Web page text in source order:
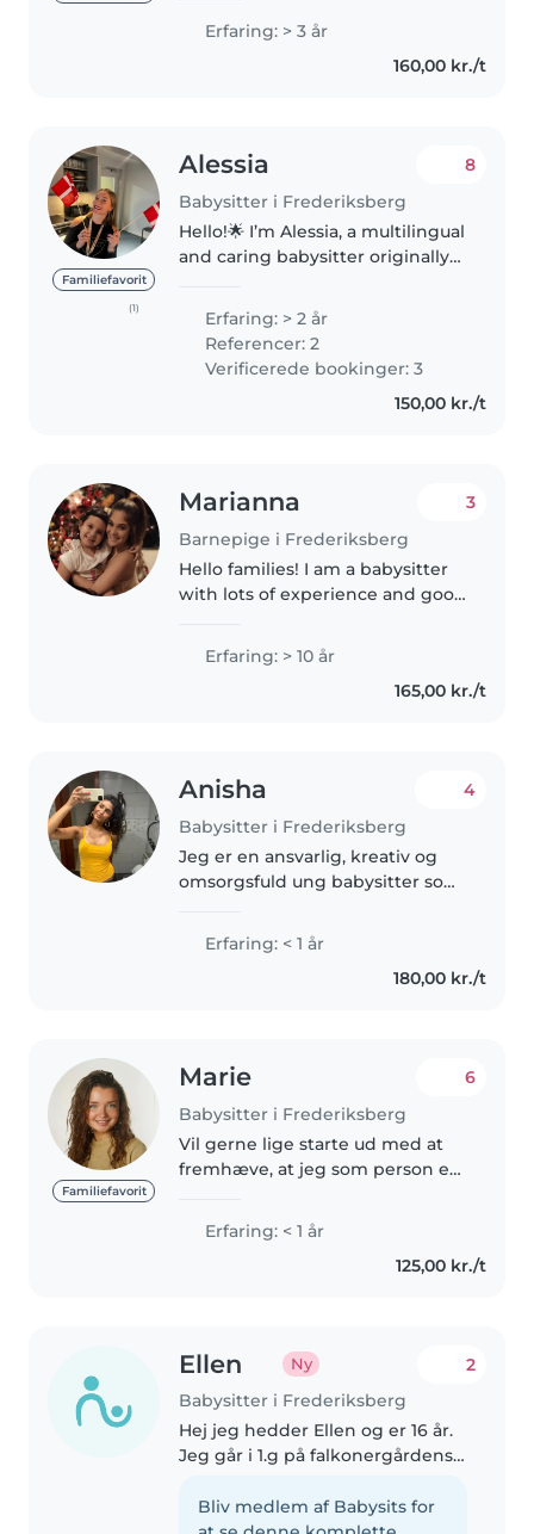
different ages at once. Growing
up with two younger brothers
has helped me develop a
Erfaring: > 3 år
160,00 kr./t
Familiefavorit
(1)
Alessia
Babysitter i Frederiksberg
8
Hello!🌟 I’m Alessia, a multilingual
and caring babysitter originally
experience and a strong
academic background with a
Bachelor’s in Business and a
Master’s..
Erfaring: > 2 år
Referencer: 2
Verificerede bookinger: 3
150,00 kr./t
Marianna
Barnepige i Frederiksberg
3
Hello families! I am a babysitter
with lots of experience and good
surrounding areas. With more
than 10 years of experience, I
offer my babysitting service..
Erfaring: > 10 år
165,00 kr./t
Anisha
Babysitter i Frederiksberg
4
Jeg er en ansvarlig, kreativ og
omsorgsfuld ung babysitter som
med børn i alderen fra
vuggestue til teenager og er
særligt god til at tegne, læse,..
Erfaring: < 1 år
180,00 kr./t
Familiefavorit
Marie
Babysitter i Frederiksberg
6
Vil gerne lige starte ud med at
fremhæve, at jeg som person er
unge alder. :) -Det vælger jeg at
nævne, da jeg har fuld forståelse
Erfaring: < 1 år
125,00 kr./t
Ellen Ny
Babysitter i Frederiksberg
2
Hej jeg hedder Ellen og er 16 år.
Jeg går i 1.g på falkonergårdens
søskende som jeg har passet
Bliv medlem af Babysits for